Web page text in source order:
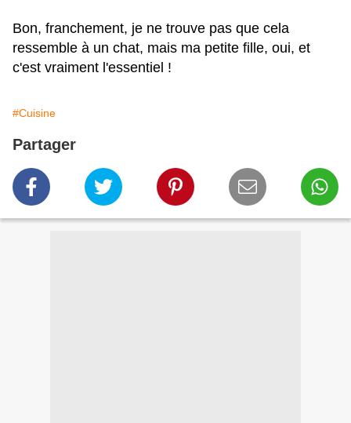
Bon, franchement, je ne trouve pas que cela
ressemble à un chat, mais ma petite fille, oui, et
c'est vraiment l'essentiel !
#Cuisine
Partager